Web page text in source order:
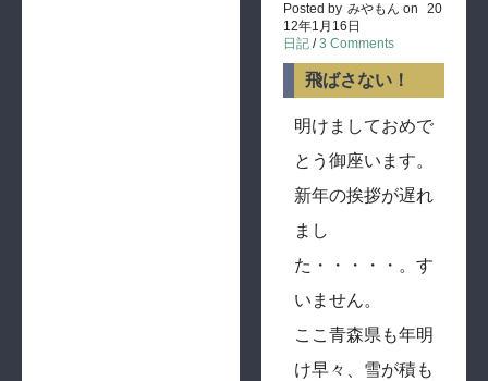
Posted by みやもん on
20
12年1月16日
日記 /3 Comments
飛ばさない！
明けましておめで
とう御座います。
新年の挨拶が遅れ
まし
た・・・・・。す
いません。
ここ青森県も年明
け早々、雪が積も